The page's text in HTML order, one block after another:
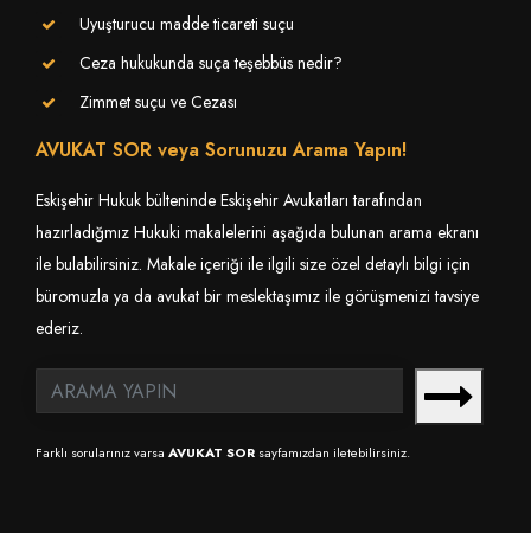
Uyuşturucu madde ticareti suçu
Ceza hukukunda suça teşebbüs nedir?
Zimmet suçu ve Cezası
AVUKAT SOR veya Sorunuzu Arama Yapın!
Eskişehir Hukuk bülteninde Eskişehir Avukatları tarafından
hazırladığmız Hukuki makalelerini aşağıda bulunan arama ekranı
ile bulabilirsiniz. Makale içeriği ile ilgili size özel detaylı bilgi için
büromuzla ya da avukat bir meslektaşımız ile görüşmenizi tavsiye
ederiz.
Farklı sorularınız varsa AVUKAT SOR sayfamızdan iletebilirsiniz.